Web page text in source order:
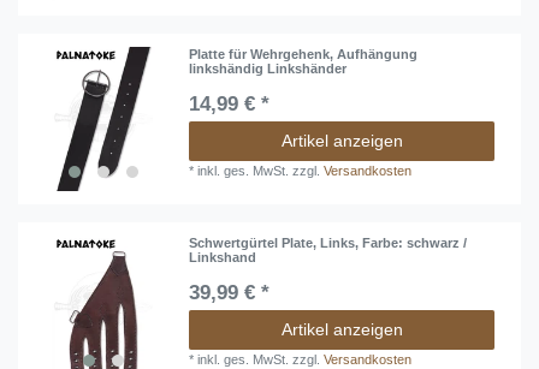
Platte für Wehrgehenk, Aufhängung
linkshändig Linkshänder
14,99 € *
Artikel anzeigen
*inkl. ges. MwSt. zzgl.Versandkosten
Schwertgürtel Plate, Links, Farbe: schwarz /
Linkshand
39,99 € *
Artikel anzeigen
*inkl. ges. MwSt. zzgl.Versandkosten